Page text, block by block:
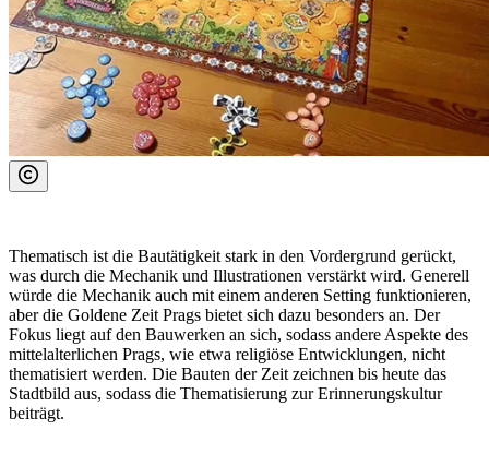
Thematisch ist die Bautätigkeit stark in den Vordergrund gerückt,
was durch die Mechanik und Illustrationen verstärkt wird. Generell
würde die Mechanik auch mit einem anderen Setting funktionieren,
aber die Goldene Zeit Prags bietet sich dazu besonders an. Der
Fokus liegt auf den Bauwerken an sich, sodass andere Aspekte des
mittelalterlichen Prags, wie etwa religiöse Entwicklungen, nicht
thematisiert werden. Die Bauten der Zeit zeichnen bis heute das
Stadtbild aus, sodass die Thematisierung zur Erinnerungskultur
beiträgt.